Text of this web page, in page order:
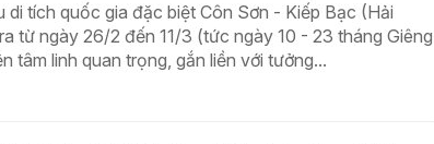
di tích quốc gia đặc biệt Côn Sơn - Kiếp Bạc (Hải
từ ngày 26/2 đến 11/3 (tức ngày 10 - 23 tháng Giêng
tâm linh quan trọng, gắn liền với tưởng...